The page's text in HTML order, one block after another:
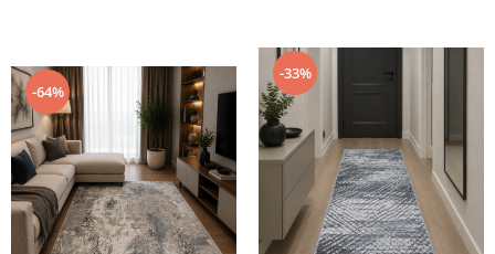
-64%
-33%